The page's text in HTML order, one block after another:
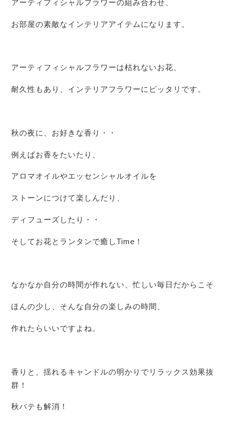
アーティフィシャルフラワーの組み合わせ、
お部屋の素敵なインテリアアイテムになります。
アーティフィシャルフラワーは枯れないお花、
耐久性もあり、インテリアフラワーにピッタリです。
秋の夜に、お好きな香り・・
例えばお香をたいたり、
アロマオイルやエッセンシャルオイルを
ストーンにつけて楽しんだり、
ディフューズしたり・・
そしてお花とランタンで癒しTime！
なかなか自分の時間が作れない、忙しい毎日だからこそ
ほんの少し、そんな自分の楽しみの時間、
作れたらいいですよね。
香りと、揺れるキャンドルの明かりでリラックス効果抜
群！
秋バテも解消！